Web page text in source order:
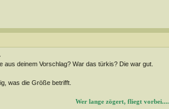
aus deinem Vorschlag? War das türkis? Die war gut.
was die Größe betrifft.
Wer lange zögert, fliegt vorbei....